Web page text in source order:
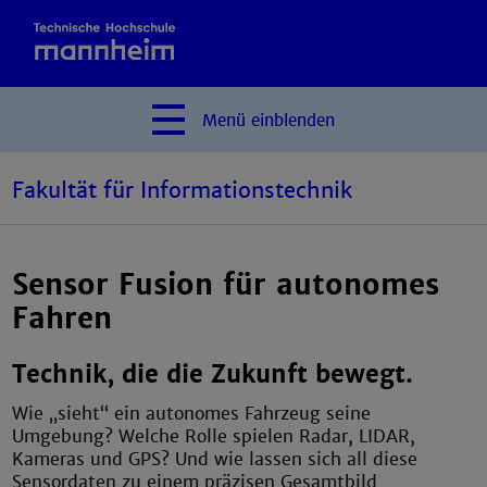
Menü einblenden
Fakultät für Informationstechnik
Sensor Fusion für autonomes
Fahren
Technik, die die Zukunft bewegt.
Wie „sieht“ ein autonomes Fahrzeug seine
Umgebung? Welche Rolle spielen Radar, LIDAR,
Kameras und GPS? Und wie lassen sich all diese
Sensordaten zu einem präzisen Gesamtbild